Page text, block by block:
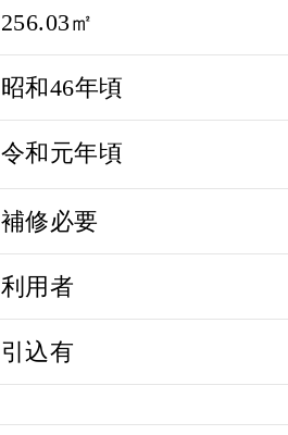
256.03㎡
昭和46年頃
令和元年頃
補修必要
利用者
引込有